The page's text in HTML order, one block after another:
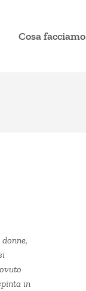
Cosa facciamo
in